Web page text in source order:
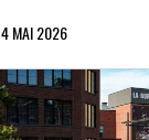
4 MAI 2026